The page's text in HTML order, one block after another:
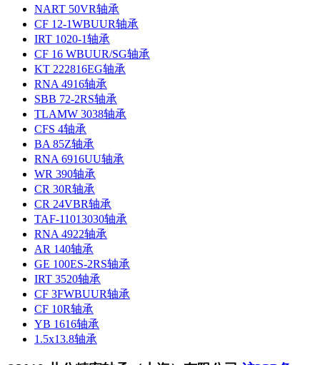
NART 50VR轴承
CF 12-1WBUUR轴承
IRT 1020-1轴承
CF 16 WBUUR/SG轴承
KT 222816EG轴承
RNA 4916轴承
SBB 72-2RS轴承
TLAMW 3038轴承
CFS 4轴承
BA 85Z轴承
RNA 6916UU轴承
WR 390轴承
CR 30R轴承
CR 24VBR轴承
TAF-11013030轴承
RNA 4922轴承
AR 140轴承
GE 100ES-2RS轴承
IRT 3520轴承
CF 3FWBUUR轴承
CF 10R轴承
YB 1616轴承
1.5x13.8轴承